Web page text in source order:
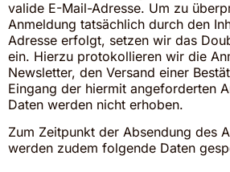
valide E-Mail-Adresse. Um zu
Anmeldung tatsächlich durch den
Adresse erfolgt, setzen wir das
ein. Hierzu protokollieren wir die
Newsletter, den Versand einer
Eingang der hiermit angeforderten
Daten werden nicht erhoben.
Zum Zeitpunkt der Absendung des
werden zudem folgende Daten